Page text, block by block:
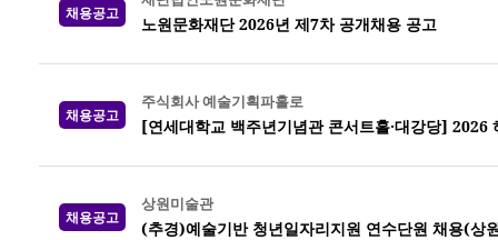
채용공고
노원문화재단 2026년 제7차 공개채용 공고
채용공고
주식회사 예술기획파홀로
[연세대학교 백주년기념관 콘서트홀·대강당] 2026
채용공고
상원미술관
(추경)예술기반 청년일자리지원 연수단원 채용(상